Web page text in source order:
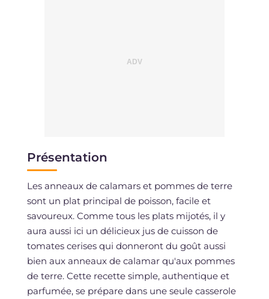
Présentation
Les anneaux de calamars et pommes de terre
sont un plat principal de poisson, facile et
savoureux. Comme tous les plats mijotés, il y
aura aussi ici un délicieux jus de cuisson de
tomates cerises qui donneront du goût aussi
bien aux anneaux de calamar qu'aux pommes
de terre. Cette recette simple, authentique et
parfumée, se prépare dans une seule casserole